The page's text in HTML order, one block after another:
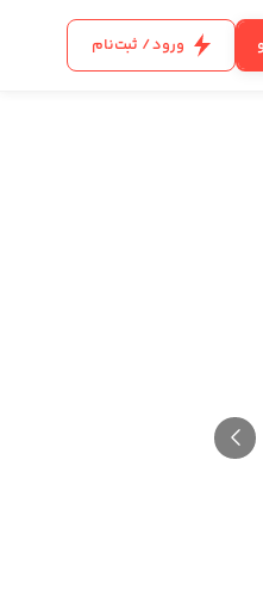
ورود / ثبت‌نام